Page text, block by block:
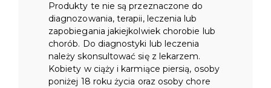
Produkty te nie są przeznaczone do
diagnozowania, terapii, leczenia lub
zapobiegania jakiejkolwiek chorobie lub
chorób. Do diagnostyki lub leczenia
należy skonsultować się z lekarzem.
Kobiety w ciąży i karmiące piersią, osoby
poniżej 18 roku życia oraz osoby chore